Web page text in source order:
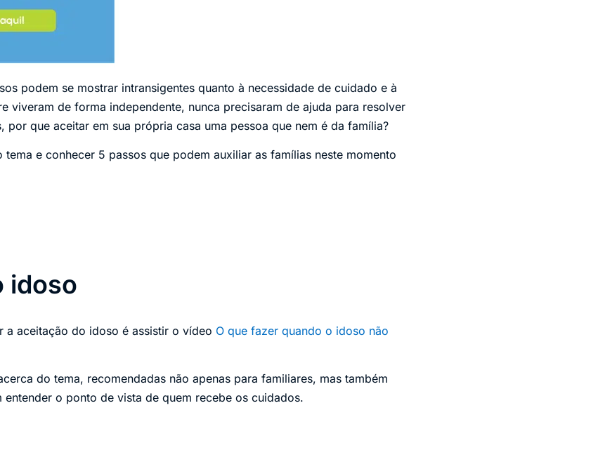
podem se mostrar intransigentes quanto à necessidade de cuidado e à
viveram de forma independente, nunca precisaram de ajuda para resolver
por que aceitar em sua própria casa uma pessoa que nem é da família?
tema e conhecer 5 passos que podem auxiliar as famílias neste momento
idoso
a aceitação do idoso é assistir o vídeo O que fazer quando o idoso não
do tema, recomendadas não apenas para familiares, mas também
entender o ponto de vista de quem recebe os cuidados.